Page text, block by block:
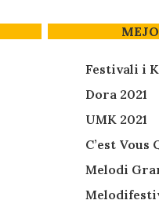
Festivali i
Dora 2021
UMK 2021
C’est Vous
Melodi